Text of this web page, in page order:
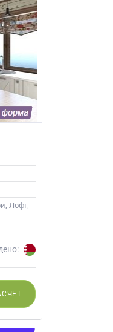
Лофт, Скандинавский,